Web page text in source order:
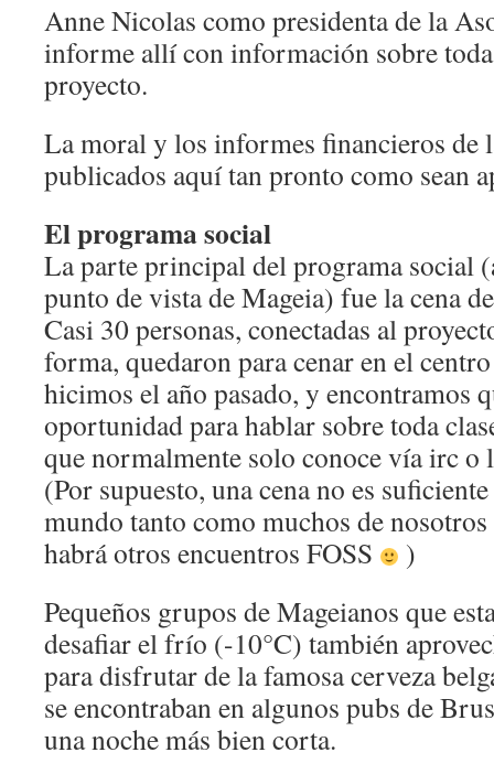
Anne Nicolas como presidenta de la
informe allí con información sobre
proyecto.
La moral y los informes financieros de
publicados aquí tan pronto como sean
El programa social
La parte principal del programa social
punto de vista de Mageia) fue la cena
Casi 30 personas, conectadas al
forma, quedaron para cenar en el
hicimos el año pasado, y encontramos
oportunidad para hablar sobre toda
que normalmente solo conoce vía irc o
(Por supuesto, una cena no es
mundo tanto como muchos de
habrá otros encuentros FOSS
)
Pequeños grupos de Mageianos que
desafiar el frío (-10°C) también
para disfrutar de la famosa cerveza
se encontraban en algunos pubs de
una noche más bien corta.